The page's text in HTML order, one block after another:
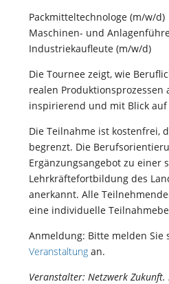
Packmitteltechnologe (m/w/d)
Maschinen- und
Industriekaufleute (m/w/d)
Die Tournee zeigt, wie
realen Produktionsprozessen
inspirierend und mit Blick
Die Teilnahme ist kostenfrei,
begrenzt. Die
Ergänzungsangebot zu einer
Lehrkräftefortbildung des
anerkannt. Alle
eine individuelle
Anmeldung: Bitte melden Sie
Veranstaltung an.
Veranstalter: Netzwerk